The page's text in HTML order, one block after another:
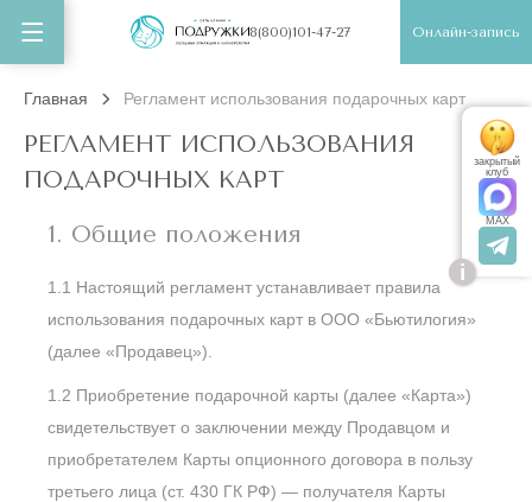
8(800)101-47-27 Онлайн-запись
Главная Регламент использования подарочных карт
РЕГЛАМЕНТ ИСПОЛЬЗОВАНИЯ
ПОДАРОЧНЫХ КАРТ
1. Общие положения
1.1 Настоящий регламент устанавливает правила
использования подарочных карт в ООО «Бьютилогия»
(далее «Продавец»).
1.2 Приобретение подарочной карты (далее «Карта»)
свидетельствует о заключении между Продавцом и
приобретателем Карты опционного договора в пользу
третьего лица (ст. 430 ГК РФ) — получателя Карты
i
закрытый
клуб
MAX